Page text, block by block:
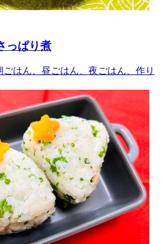
っぱり煮
はん、昼ごはん、夜ごはん、作り